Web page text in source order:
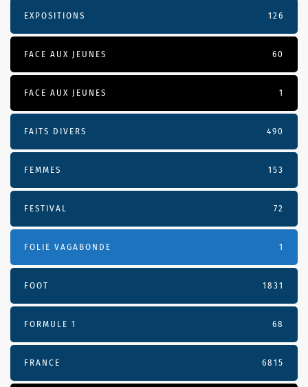
EXPOSITIONS 126
FACE AUX JEUNES 60
FACE AUX JEUNES 1
FAITS DIVERS 490
FEMMES 153
FESTIVAL 72
FOLIE VAGABONDE 1
FOOT 1831
FORMULE 1 68
FRANCE 6815